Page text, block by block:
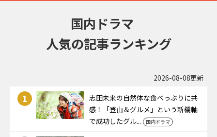
国内ドラマ
人気の記事ランキング
2026-08-08更新
1
志田未来の自然体な食べっぷりに共
感！「登山＆グルメ」という新機軸
で成功したグル...
国内ドラマ